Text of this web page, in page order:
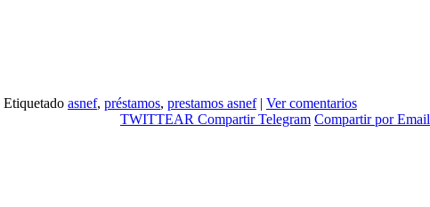
Etiquetado asnef, préstamos, prestamos asnef | Ver comentarios
TWITTEAR CompartirTelegram Compartir por Email